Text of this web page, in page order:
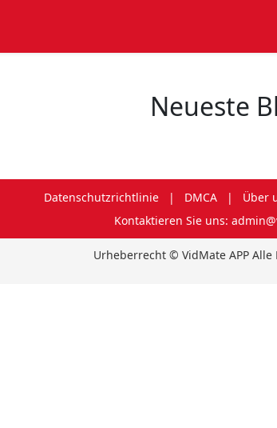
Neueste
Datenschutzrichtlinie | DMCA | Über
Kontaktieren Sie uns:
Urheberrecht © VidMate APP Alle